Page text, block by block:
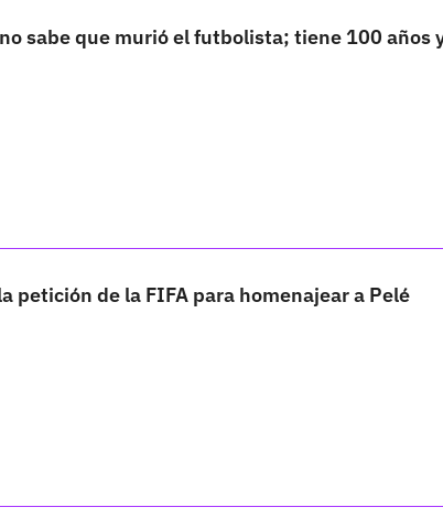
sabe que murió el futbolista; tiene 100 años
petición de la FIFA para homenajear a Pelé